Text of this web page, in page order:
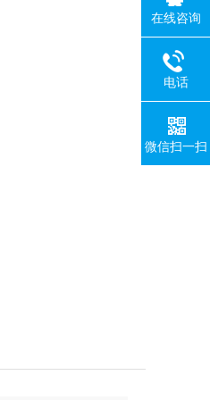
在线咨询
电话
微信扫一扫